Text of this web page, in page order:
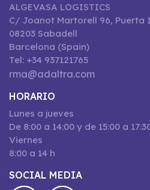
ALGEVASA LOGISTICS
C/ Joanot Martorell 96, Puerta
08203 Sabadell
Barcelona (Spain)
Tel: +34 937121765
rma@adaltra.com
HORARIO
Lunes a jueves
De 8:00 a 14:00 y de 15:00 a
Viernes
8:00 a 14 h
SOCIAL MEDIA